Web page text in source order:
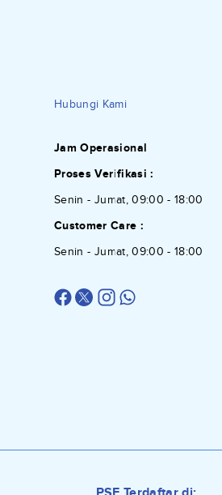
Hubungi Kami
Jam Operasional
Proses Verifikasi :
Senin - Jumat, 09:00 - 18:00
Customer Care :
Senin - Jumat, 09:00 - 18:00